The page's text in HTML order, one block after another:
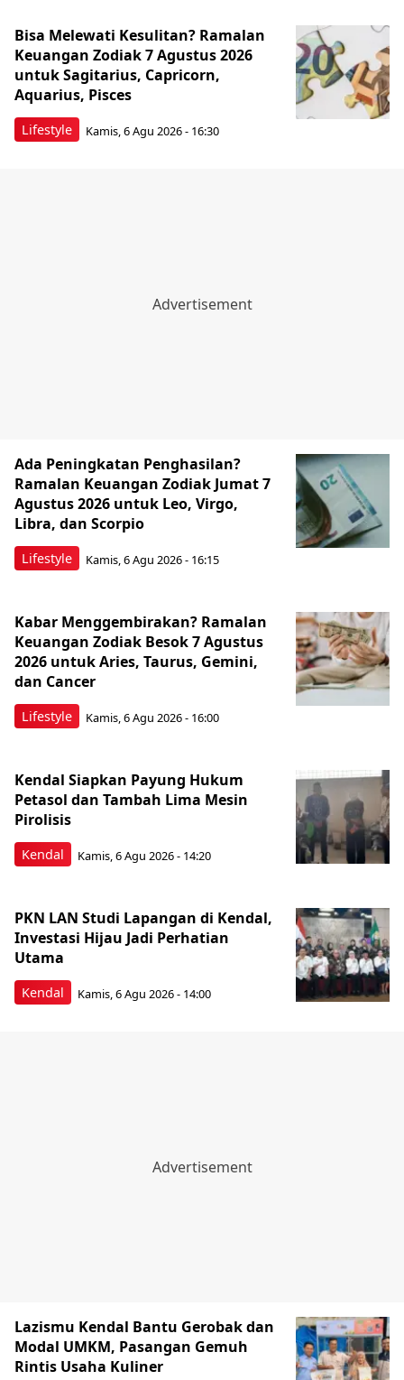
Lifestyle
Bisa Melewati Kesulitan? Ramalan
Keuangan Zodiak 7 Agustus 2026
untuk Sagitarius, Capricorn,
Aquarius, Pisces
Kamis, 6 Agu 2026 - 16:30
Lifestyle
Ada Peningkatan Penghasilan?
Ramalan Keuangan Zodiak Jumat 7
Agustus 2026 untuk Leo, Virgo,
Libra, dan Scorpio
Kamis, 6 Agu 2026 - 16:15
Lifestyle
Kabar Menggembirakan? Ramalan
Keuangan Zodiak Besok 7 Agustus
2026 untuk Aries, Taurus, Gemini,
dan Cancer
Kamis, 6 Agu 2026 - 16:00
Kendal
Kendal Siapkan Payung Hukum
Petasol dan Tambah Lima Mesin
Pirolisis
Kamis, 6 Agu 2026 - 14:20
Kendal
PKN LAN Studi Lapangan di Kendal,
Investasi Hijau Jadi Perhatian
Utama
Kamis, 6 Agu 2026 - 14:00
Lazismu Kendal Bantu Gerobak dan
Modal UMKM, Pasangan Gemuh
Rintis Usaha Kuliner